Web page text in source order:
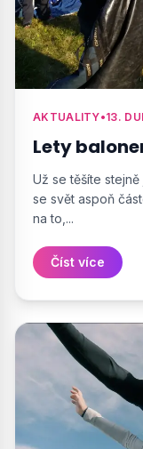
AKTUALITY•13.
Lety
Už se těšíte
se svět aspoň
na to,...
Číst více